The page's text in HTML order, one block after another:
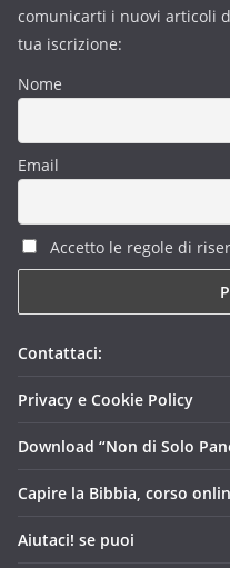
comunicarti i nuovi articoli
tua iscrizione:
Nome
Email
Accetto le regole di
Contattaci:
Privacy e Cookie Policy
Download “Non di Solo
Capire la Bibbia, corso
Aiutaci! se puoi